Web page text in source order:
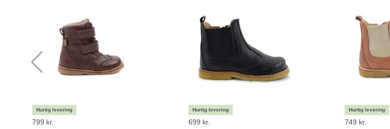
799 kr. 699 kr. 749 kr.